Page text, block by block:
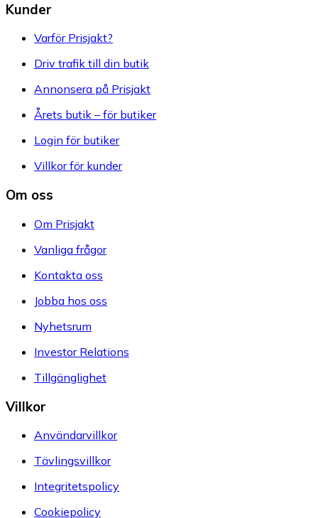
Kunder
Varför Prisjakt?
Driv trafik till din butik
Annonsera på Prisjakt
Årets butik – för butiker
Login för butiker
Villkor för kunder
Om oss
Om Prisjakt
Vanliga frågor
Kontakta oss
Jobba hos oss
Nyhetsrum
Investor Relations
Tillgänglighet
Villkor
Användarvillkor
Tävlingsvillkor
Integritetspolicy
Cookiepolicy